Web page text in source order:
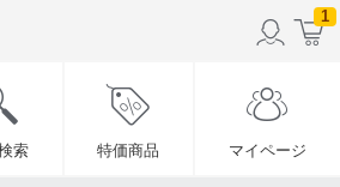
1
索 特価商品 マイページ